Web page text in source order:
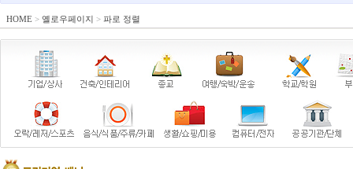
HOME > 옐로우페이지 > 파로 정렬